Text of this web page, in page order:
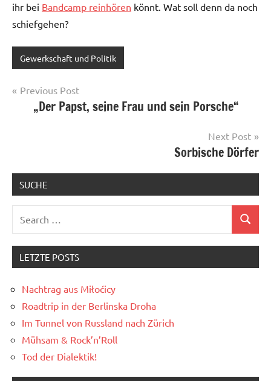
ihr bei Bandcamp reinhören könnt. Wat soll denn da noch
schiefgehen?
Gewerkschaft und Politik
Post
navigation
Previous Post
„Der Papst, seine Frau und sein Porsche“
Next Post
Sorbische Dörfer
SUCHE
Search
LETZTE POSTS
Nachtrag aus Miłoćicy
Roadtrip in der Berlinska Droha
Im Tunnel von Russland nach Zürich
Mühsam & Rock’n’Roll
Tod der Dialektik!